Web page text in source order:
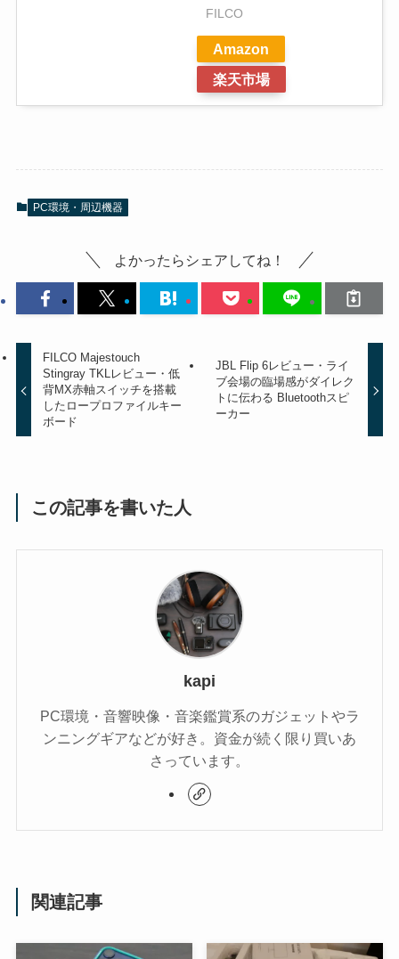
FILCO
Amazon
楽天市場
PC環境・周辺機器
よかったらシェアしてね！
FILCO Majestouch
Stingray TKLレビュー・低
背MX赤軸スイッチを搭載
したロープロファイルキー
ボード
JBL Flip 6レビュー・ライ
ブ会場の臨場感がダイレク
トに伝わる Bluetoothスピ
ーカー
この記事を書いた人
kapi
PC環境・音響映像・音楽鑑賞系のガジェットやラ
ンニングギアなどが好き。資金が続く限り買いあ
さっています。
関連記事